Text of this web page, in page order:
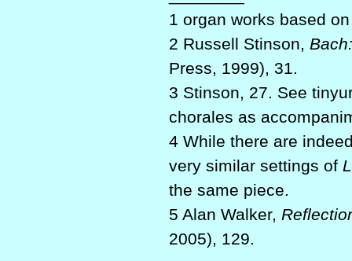
1 organ works based
2 Russell Stinson,
Press, 1999), 31.
3 Stinson, 27. See
chorales as
4 While there are
very similar settings of
the same piece.
5 Alan Walker,
2005), 129.